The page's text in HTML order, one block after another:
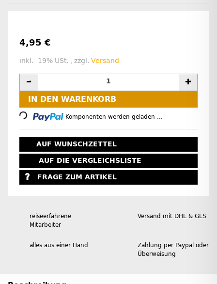
4,95 €
inkl. 19% USt. , zzgl. Versand
IN DEN WARENKORB
Loading... Komponenten werden geladen ...
AUF WUNSCHZETTEL
AUF DIE VERGLEICHSLISTE
FRAGE ZUM ARTIKEL
reiseerfahrene
Mitarbeiter
Versand mit DHL & GLS
alles aus einer Hand
Zahlung per Paypal oder
Überweisung